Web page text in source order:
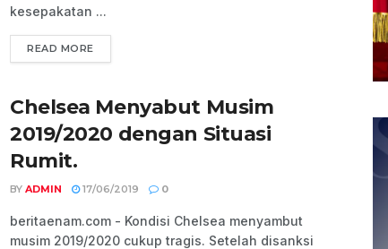
kesepakatan ...
READ MORE
Chelsea Menyabut Musim
2019/2020 dengan Situasi
Rumit.
BY ADMIN 17/06/2019 0
beritaenam.com - Kondisi Chelsea menyambut
musim 2019/2020 cukup tragis. Setelah disanksi